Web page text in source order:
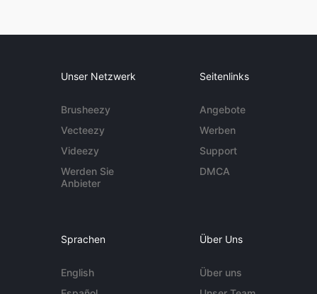
Unser Netzwerk
Brusheezy
Vecteezy
Videezy
Werden Sie
Anbieter
Seitenlinks
Angebote
Werben
Support
DMCA
Sprachen
English
Über Uns
Über uns